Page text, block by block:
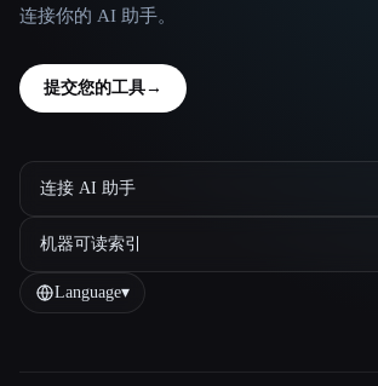
连接你的 AI 助手。
提交您的工具→
连接 AI 助手
机器可读索引
Language▾